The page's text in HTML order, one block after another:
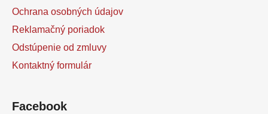
Ochrana osobných údajov
Reklamačný poriadok
Odstúpenie od zmluvy
Kontaktný formulár
Facebook